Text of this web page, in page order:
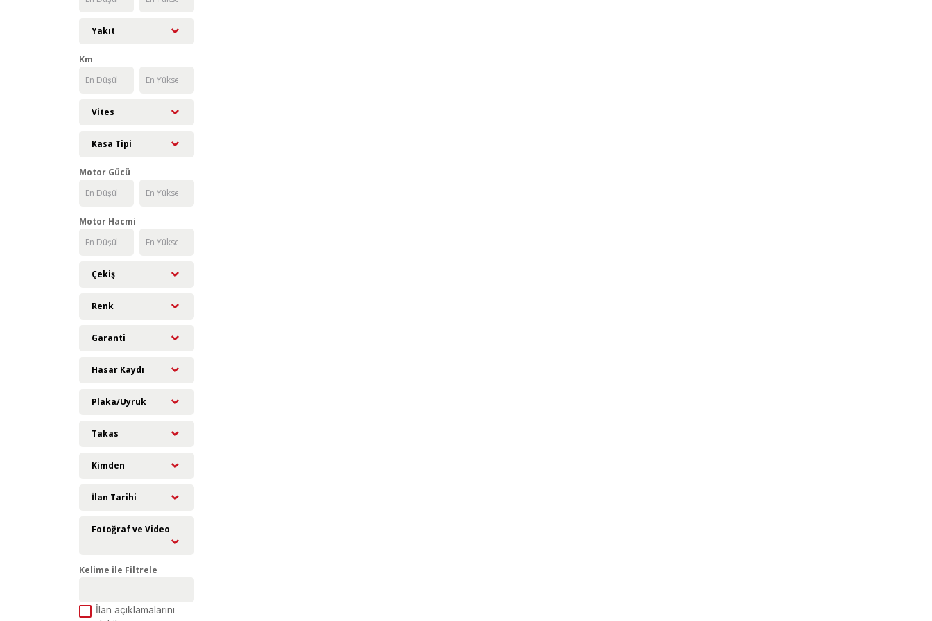
Yakıt
Km
Vites
Kasa Tipi
Motor Gücü
Motor Hacmi
Çekiş
Renk
Garanti
Hasar Kaydı
Plaka/Uyruk
Takas
Kimden
İlan Tarihi
Fotoğraf ve Video
Kelime ile Filtrele
İlan açıklamalarını